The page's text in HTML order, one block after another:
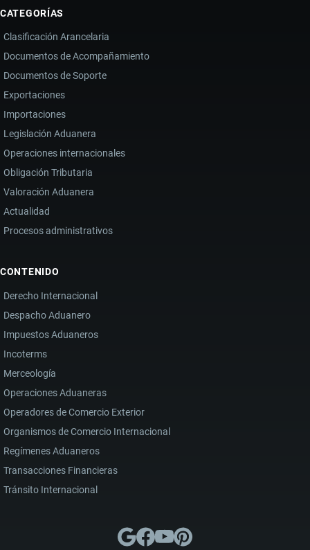
CATEGORÍAS
Clasificación Arancelaria
Documentos de Acompañamiento
Documentos de Soporte
Exportaciones
Importaciones
Legislación Aduanera
Operaciones internacionales
Obligación Tributaria
Valoración Aduanera
Actualidad
Procesos administrativos
CONTENIDO
Derecho Internacional
Despacho Aduanero
Impuestos Aduaneros
Incoterms
Merceología
Operaciones Aduaneras
Operadores de Comercio Exterior
Organismos de Comercio Internacional
Regímenes Aduaneros
Transacciones Financieras
Tránsito Internacional